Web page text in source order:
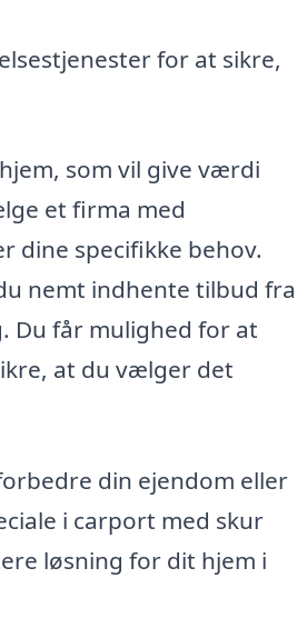
for at sikre,
som vil give værdi
et firma med
dine specifikke behov.
nemt indhente tilbud fra
Du får mulighed for at
at du vælger det
din ejendom eller
i carport med skur
løsning for dit hjem i